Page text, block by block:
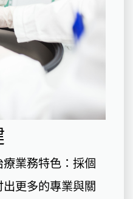
業務特色：採個
更多的專業與關